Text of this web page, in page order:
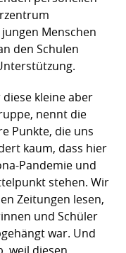
Menschen
den Schulen
kleine aber
nennt die
Punkte, die uns
kaum, dass hier
Pandemie und
stehen. Wir
Zeitungen lesen,
und Schüler
war. Und